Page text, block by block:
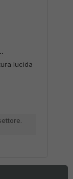
Ciondolo a